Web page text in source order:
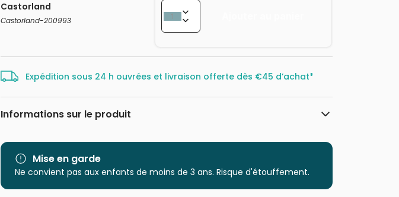
Castorland
Castorland-200993
Expédition sous 24 h ouvrées et livraison offerte dès €45 d’achat*
Informations sur le produit
Catégorie
Puzzles - Déco Culinaire
Age
Puzzle pour Adultes (500 à 48.000
Mise en garde
Ne convient pas aux enfants de moins de 3 ans. Risque d'étouffement.